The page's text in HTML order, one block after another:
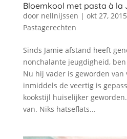
Bloemkool met pasta à la
door nellnijssen | okt 27, 2015
Pastagerechten
Sinds Jamie afstand heeft
nonchalante jeugdigheid,
Nu hij vader is geworden van
inmiddels de veertig is
kookstijl huiselijker
van. Niks hatseflats...